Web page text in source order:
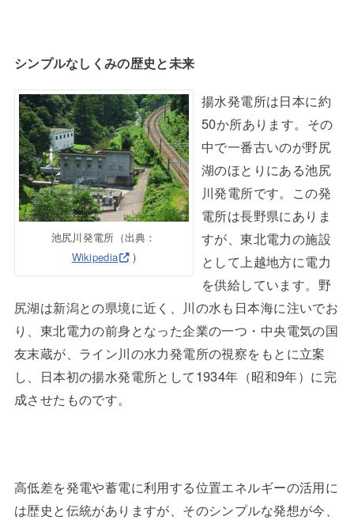
シンプルなしくみの歴史と未来
池尻川発電所（出典：
Wikipedia
)
揚水発電所は日本に約
50か所あります。その
中で一番古いのが野尻
湖のほとりにある池尻
川発電所です。この発
電所は長野県にありま
すが、東北電力の施設
として上越地方に電力
を供給しています。野
尻湖は新潟との県境に近く、川の水も日本海に注いでお
り、東北電力の前身となった企業の一つ・中央電気の国
友末蔵が、ライン川の水力発電所の視察をもとに立案
し、日本初の揚水発電所として1934年（昭和9年）に完
成させたものです。
高低差を発電や蓄電に利用する位置エネルギーの活用に
は歴史と伝統がありますが、そのシンプルな発想が今、